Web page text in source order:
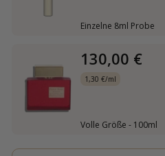
Einzelne 8ml Probe
130,00 €
1,30 €/ml
Volle Größe - 100ml